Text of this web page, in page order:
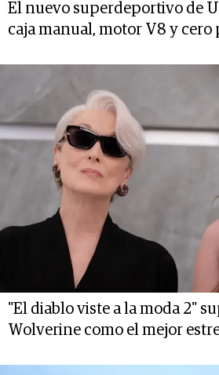
El nuevo superdeportivo de
caja manual, motor V8 y cero
"El diablo viste a la moda 2"
Wolverine como el mejor